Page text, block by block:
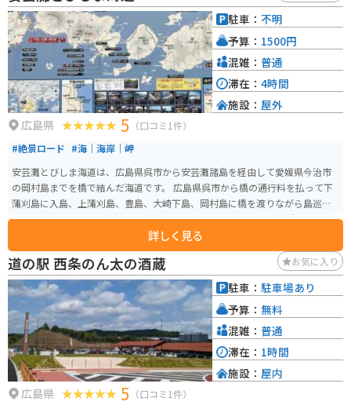
広島県 5 （口コミ1件）
#絶景ロード #海｜海岸｜岬
安芸灘とびしま海道は、広島県呉市から安芸灘諸島を経由して愛媛県今治市
の岡村島までを橋で結んだ海道です。 広島県呉市から橋の通行料を払って下
蒲刈島に入島、上蒲刈島、豊島、大崎下島、岡村島に橋を渡りながら島巡り
ができる海道です。 岡村島は愛媛県であることから、そこに渡る橋の真ん中
には県境の看板が設置されています。詳しく見る
駐車： 不明
予算： 1500円
混雑： 普通
滞在： 4時間
施設： 屋外
道の駅 西条のん太の酒蔵 お気に入り
広島県 5 （口コミ1件）
駐車： 駐車場あり
予算： 無料
混雑： 普通
滞在： 1時間
施設： 屋内